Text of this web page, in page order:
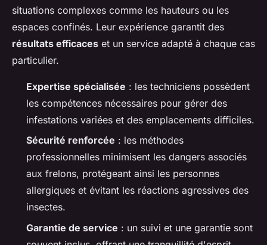
situations complexes comme les hauteurs ou les
espaces confinés. Leur expérience garantit des
résultats efficaces et un service adapté à chaque cas
particulier.
Expertise spécialisée : les techniciens possèdent
les compétences nécessaires pour gérer des
infestations variées et des emplacements difficiles.
Sécurité renforcée : les méthodes
professionnelles minimisent les dangers associés
aux frelons, protégeant ainsi les personnes
allergiques et évitant les réactions agressives des
insectes.
Garantie de service : un suivi et une garantie sont